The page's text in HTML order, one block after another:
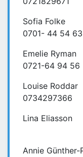
Sofia Folke
0701- 44 54 63
Emelie Ryman
0721-64 94 56
Louise Roddar
0734297366
Lina Eliasson
Annie Günther-